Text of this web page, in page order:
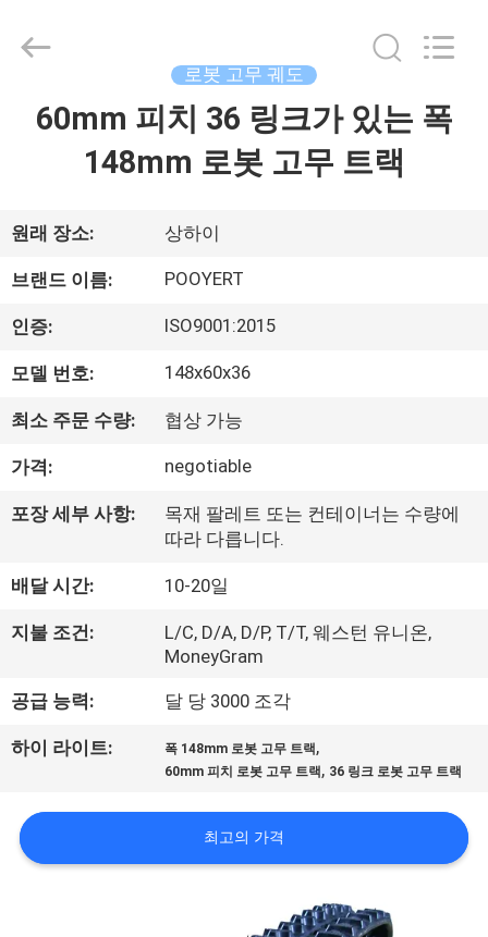
품
회
사
공
견
학
관
리
Shanghai
로봇 고무 궤도
60mm 피치 36 링크가 있는 폭
148mm 로봇 고무 트랙
원래 장소: 상하이
브랜드 이름: POOYERT
인증: ISO9001:2015
모델 번호: 148x60x36
최소 주문 수량: 협상 가능
가격: negotiable
포장 세부 사항:
목재 팔레트 또는 컨테이너는 수량에
따라 다릅니다.
배달 시간: 10-20일
지불 조건:
L/C, D/A, D/P, T/T, 웨스턴 유니온,
MoneyGram
공급 능력: 달 당 3000 조각
하이 라이트: 폭 148mm 로봇 고무 트랙 ,
60mm 피치 로봇 고무 트랙 , 36 링크 로봇 고무 트랙
최고의 가격